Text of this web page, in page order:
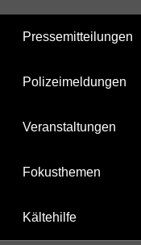
Pressemitteilungen
Polizeimeldungen
Veranstaltungen
Fokusthemen
Kältehilfe